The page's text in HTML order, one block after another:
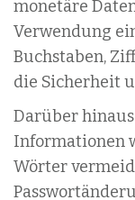
monetäre
Verwendung
Buchstaben,
die Sicherheit
Darüber
Informationen
Wörter